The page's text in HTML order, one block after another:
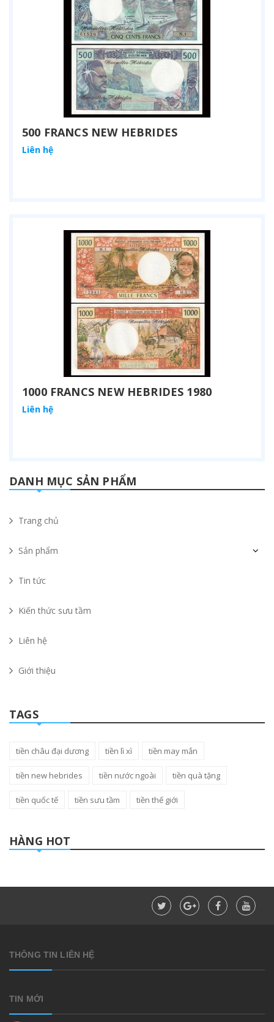
500 FRANCS NEW HEBRIDES
Liên hệ
1000 FRANCS NEW HEBRIDES 1980
Liên hệ
DANH MỤC SẢN PHẨM
Trang chủ
Sản phẩm
Tin tức
Kiến thức sưu tầm
Liên hệ
Giới thiệu
TAGS
tiền châu đại dương tiền lì xì tiền may mắn
tiền new hebrides tiền nước ngoài tiền quà tặng
tiền quốc tế tiền sưu tầm tiền thế giới
HÀNG HOT
THÔNG TIN LIÊN HỆ
TIN MỚI